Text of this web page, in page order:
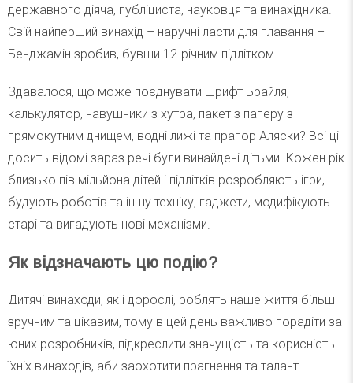
державного діяча, публіциста, науковця та винахідника.
Свій найперший винахід – наручні ласти для плавання –
Бенджамін зробив, бувши 12-річним підлітком.
Здавалося, що може поєднувати шрифт Брайля,
калькулятор, навушники з хутра, пакет з паперу з
прямокутним днищем, водні лижі та прапор Аляски? Всі ці
досить відомі зараз речі були винайдені дітьми. Кожен рік
близько пів мільйона дітей і підлітків розробляють ігри,
будують роботів та іншу техніку, гаджети, модифікують
старі та вигадують нові механізми.
Як відзначають цю подію?
Дитячі винаходи, як і дорослі, роблять наше життя більш
зручним та цікавим, тому в цей день важливо порадіти за
юних розробників, підкреслити значущість та корисність
їхніх винаходів, аби заохотити прагнення та талант.